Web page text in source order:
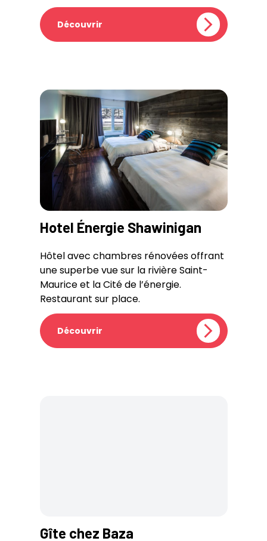
Découvrir
Hotel Énergie Shawinigan
Hôtel avec chambres rénovées offrant
une superbe vue sur la rivière Saint-
Maurice et la Cité de l’énergie.
Restaurant sur place.
Découvrir
Gîte chez Baza